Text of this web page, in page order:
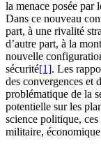
la menace posée par
Dans ce nouveau
part, à une rivalité
d’autre part, à la
nouvelle
sécurité[1]. Les
des convergences et
problématique de la
potentielle sur les
science politique,
militaire,